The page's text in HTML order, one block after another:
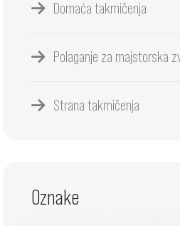
Domaća takmičenja
Polaganje za majstorska
Strana takmičenja
Oznake